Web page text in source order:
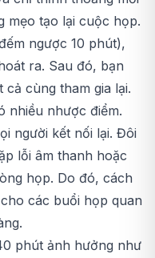
mẹo tạo lại cuộc họp.
ngược 10 phút),
ra. Sau đó, bạn
cùng tham gia lại.
nhiều nhược điểm.
người kết nối lại. Đôi
lỗi âm thanh hoặc
họp. Do đó, cách
các buổi họp quan
phút ảnh hưởng như